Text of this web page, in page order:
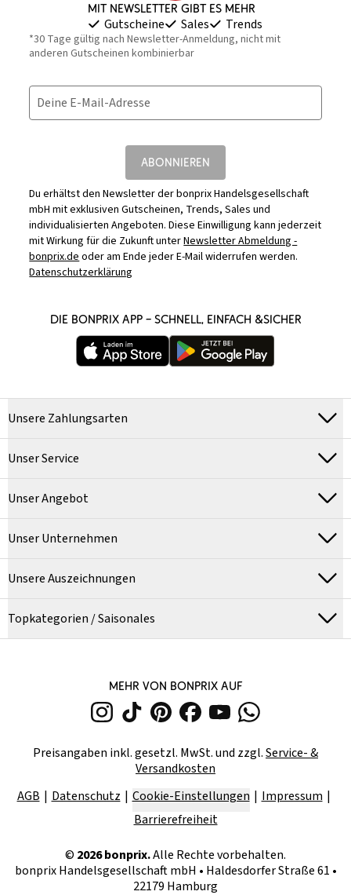
Mit Newsletter gibt es mehr
Gutscheine Sales Trends
*30 Tage gültig nach Newsletter-Anmeldung, nicht mit
anderen Gutscheinen kombinierbar
Deine E-Mail-Adresse
ABONNIEREN
Du erhältst den Newsletter der bonprix Handelsgesellschaft
mbH mit exklusiven Gutscheinen, Trends, Sales und
individualisierten Angeboten. Diese Einwilligung kann jederzeit
mit Wirkung für die Zukunft unterNewsletter Abmeldung -
bonprix.deoder am Ende jeder E-Mail widerrufen werden.
Datenschutzerklärung
DIE BONPRIX APP – SCHNELL, EINFACH &SICHER
Unsere Zahlungsarten
Unser Service
Unser Angebot
Unser Unternehmen
Unsere Auszeichnungen
Topkategorien / Saisonales
MEHR VON BONPRIX AUF
Preisangaben inkl. gesetzl. MwSt. und zzgl.Service- &
Versandkosten
AGB
Datenschutz Cookie-Einstellungen
Impressum
Barrierefreiheit
© 2026bonprix.Alle Rechte vorbehalten.
bonprix Handelsgesellschaft mbH • Haldesdorfer Straße 61 •
22179 Hamburg